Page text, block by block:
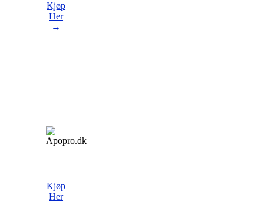
Kjøp
Her
→
Kjøp
Her